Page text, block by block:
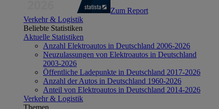
Zum Report
Verkehr & Logistik
Beliebte Statistiken
Aktuelle Statistiken
Anzahl Elektroautos in Deutschland 2006-2026
Neuzulassungen von Elektroautos in Deutschland
2003-2026
Öffentliche Ladepunkte in Deutschland 2017-2026
Anzahl der Autos in Deutschland 1960-2026
Anteil von Elektroautos in Deutschland 2014-2026
Verkehr & Logistik
Themen